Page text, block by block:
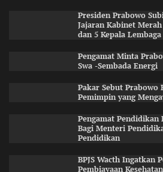
Presiden Prabowo
Jajaran Kabinet
dan 5 Kepala Lembaga
Pengamat Minta
Swa -Sembada Energi
Pakar Sebut Prabowo
Pemimpin yang
Pengamat Pendidikan
Bagi Menteri
Pendidikan
BPJS Wacth Ingatkan
Pembiayaan